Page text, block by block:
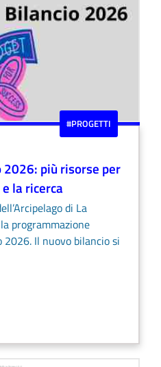
#PROGETTI
più risorse per
la ricerca
di La
programmazione
2026. Il nuovo bilancio si